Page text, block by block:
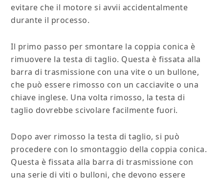
evitare che il motore si avvii accidentalmente
durante il processo.
Il primo passo per smontare la coppia conica è
rimuovere la testa di taglio. Questa è fissata alla
barra di trasmissione con una vite o un bullone,
che può essere rimosso con un cacciavite o una
chiave inglese. Una volta rimosso, la testa di
taglio dovrebbe scivolare facilmente fuori.
Dopo aver rimosso la testa di taglio, si può
procedere con lo smontaggio della coppia conica.
Questa è fissata alla barra di trasmissione con
una serie di viti o bulloni, che devono essere